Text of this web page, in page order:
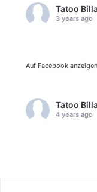
Tatoo
3 years ago
Auf Facebook anzeigen
Tatoo
4 years ago